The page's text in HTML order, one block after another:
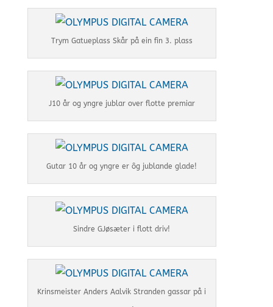
Trym Gatueplass Skår på ein fin 3. plass
J10 år og yngre jublar over flotte premiar
Gutar 10 år og yngre er ôg jublande glade!
Sindre GJøsæter i flott driv!
Krinsmeister Anders Aalvik Stranden gassar på i